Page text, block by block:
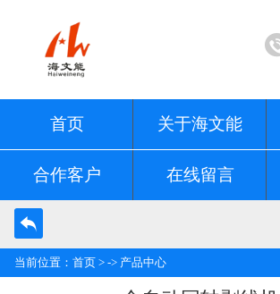
首页 关于海文能
合作客户 在线留言
当前位置： 首页 > -> 产品中心